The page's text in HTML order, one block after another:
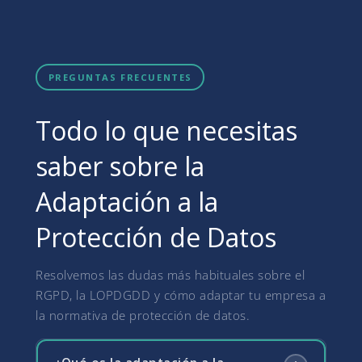
PREGUNTAS FRECUENTES
Todo lo que necesitas
saber sobre la
Adaptación a la
Protección de Datos
Resolvemos las dudas más habituales sobre el
RGPD, la LOPDGDD y cómo adaptar tu empresa a
la normativa de protección de datos.